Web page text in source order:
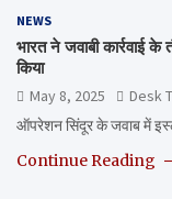
NEWS
भारत ने जवाबी कार्रवाई के
किया
May 8, 2025
Desk
ऑपरेशन सिंदूर के जवाब में
Continue Reading